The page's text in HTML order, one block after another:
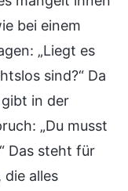
bei einem
„Liegt es
sind?“ Da
in der
„Du musst
Das steht für
die alles